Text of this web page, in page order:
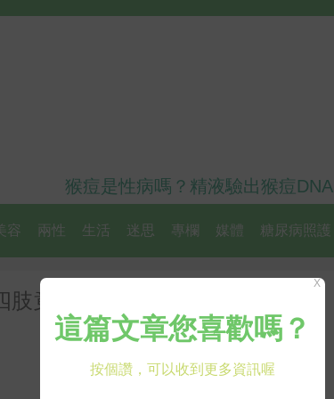
猴痘是性病嗎？精液驗出猴痘DNA
容 兩性 生活 迷思 專欄 媒體 糖尿病照護
竟出現「梅毒手」｜每日健
X